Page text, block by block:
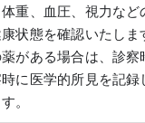
重、血圧、視力など
状態を確認いたしま
がある場合は、診察
に医学的所見を記録
。